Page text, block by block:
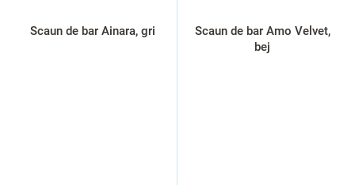
Scaun de bar Ainara, gri
Scaun de bar Amo Velvet,
bej